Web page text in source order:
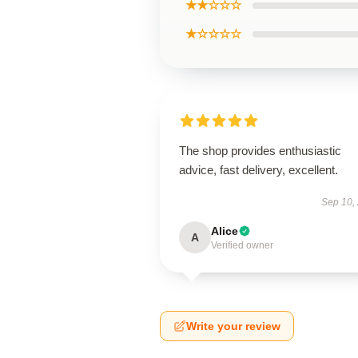
★★☆☆☆
★☆☆☆☆
The shop provides enthusiastic
advice, fast delivery, excellent.
Sep 10,
A Alice
Verified owner
Write your review